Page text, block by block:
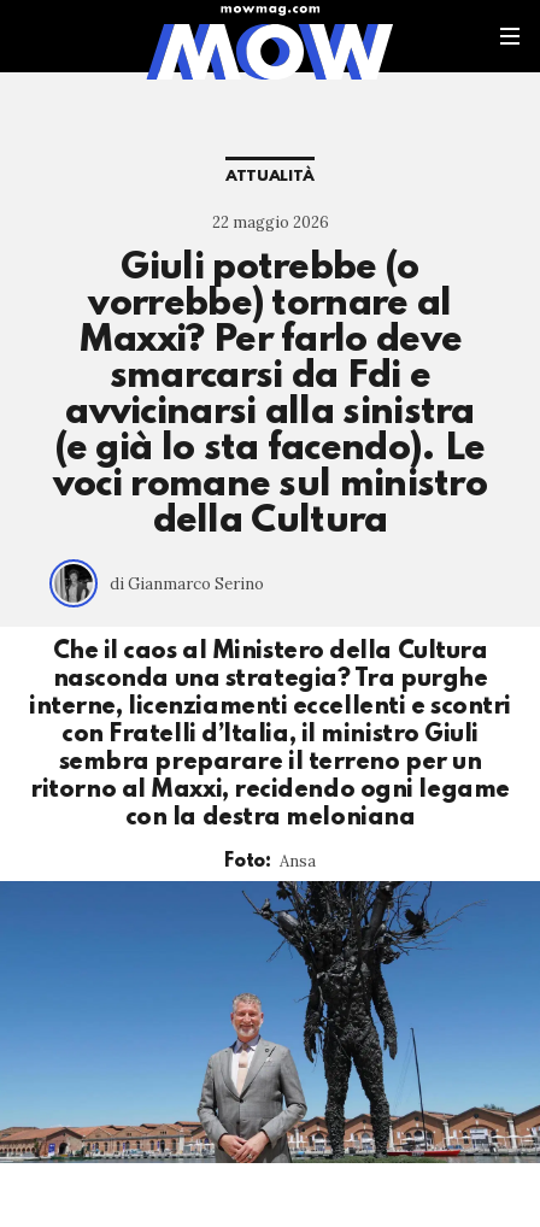
ATTUALITÀ
22 maggio 2026
Giuli potrebbe (o
vorrebbe) tornare al
Maxxi? Per farlo deve
smarcarsi da Fdi e
avvicinarsi alla sinistra
(e già lo sta facendo). Le
voci romane sul ministro
della Cultura
di Gianmarco Serino
Che il caos al Ministero della Cultura
nasconda una strategia? Tra purghe
interne, licenziamenti eccellenti e scontri
con Fratelli d’Italia, il ministro Giuli
sembra preparare il terreno per un
ritorno al Maxxi, recidendo ogni legame
con la destra meloniana
Foto: Ansa